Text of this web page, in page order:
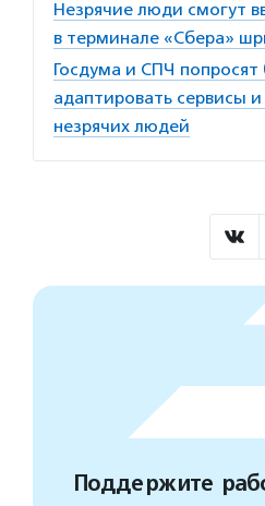
Незрячие люди смогут
в терминале «Сбера»
Госдума и СПЧ попросят
адаптировать сервисы
незрячих людей
Поддержите